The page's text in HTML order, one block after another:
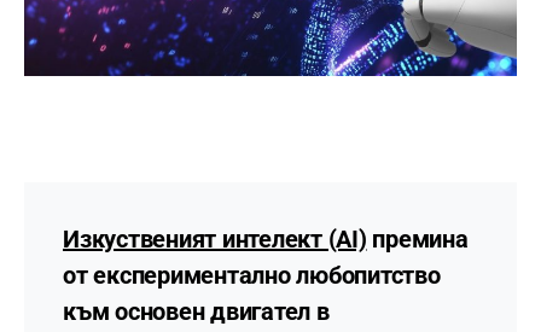
Изкуственият интелект (AI) премина
от експериментално любопитство
към основен двигател в